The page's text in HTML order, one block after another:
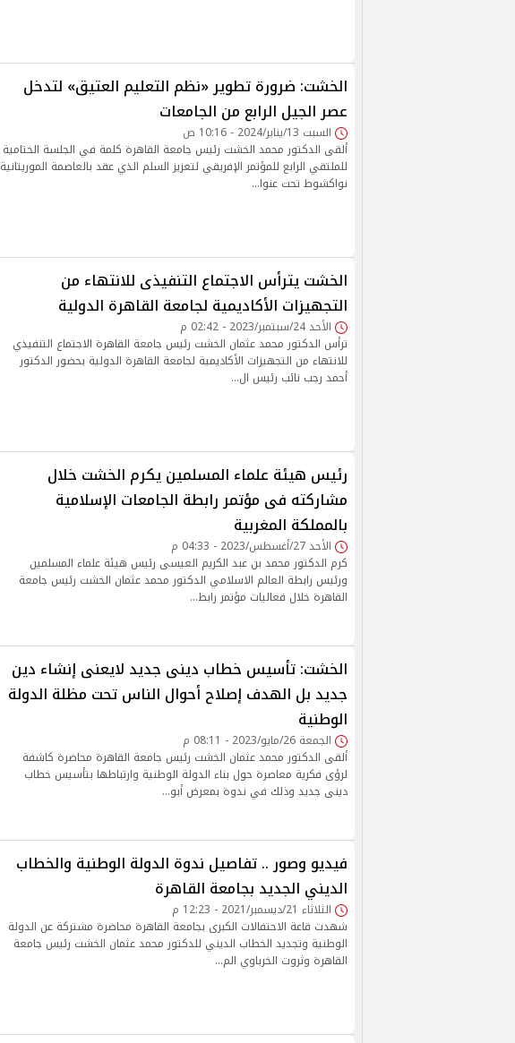
الخشت: ضرورة تطوير «نظم التعليم العتيق» لتدخل
عصر الجيل الرابع من الجامعات
السبت 13/يناير/2024 - 10:16 ص
ألقى الدكتور محمد الخشت رئيس جامعة القاهرة كلمة في الجلسة الختامية
للملتقي الرابع للمؤتمر الإفريقي لتعزيز السلم الذي عقد بالعاصمة الموريتانية
نواكشوط تحت عنوا…
الخشت يترأس الاجتماع التنفيذى للانتهاء من
التجهيزات الأكاديمية لجامعة القاهرة الدولية
الأحد 24/سبتمبر/2023 - 02:42 م
ترأس الدكتور محمد عثمان الخشت رئيس جامعة القاهرة الاجتماع التنفيذي
للانتهاء من التجهيزات الأكاديمية لجامعة القاهرة الدولية بحضور الدكتور
أحمد رجب نائب رئيس ال…
رئيس هيئة علماء المسلمين يكرم الخشت خلال
مشاركته فى مؤتمر رابطة الجامعات الإسلامية
بالمملكة المغربية
الأحد 27/أغسطس/2023 - 04:33 م
كرم الدكتور محمد بن عبد الكريم العيسى رئيس هيئة علماء المسلمين
ورئيس رابطة العالم الاسلامي الدكتور محمد عثمان الخشت رئيس جامعة
القاهرة خلال فعاليات مؤتمر رابط…
الخشت: تأسيس خطاب دينى جديد لايعنى إنشاء دين
جديد بل الهدف إصلاح أحوال الناس تحت مظلة الدولة
الوطنية
الجمعة 26/مايو/2023 - 08:11 م
ألقى الدكتور محمد عثمان الخشت رئيس جامعة القاهرة محاضرة كاشفة
لرؤى فكرية معاصرة حول بناء الدولة الوطنية وارتباطها بتأسيس خطاب
دينى جديد وذلك في ندوة بمعرض أبو…
فيديو وصور .. تفاصيل ندوة الدولة الوطنية والخطاب
الديني الجديد بجامعة القاهرة
الثلاثاء 21/ديسمبر/2021 - 12:23 م
شهدت قاعة الاحتفالات الكبرى بجامعة القاهرة محاضرة مشتركة عن الدولة
الوطنية وتجديد الخطاب الديني للدكتور محمد عثمان الخشت رئيس جامعة
القاهرة وثروت الخرباوي الم…